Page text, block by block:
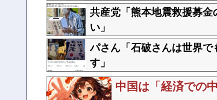
共産党「熊本地震救援募
い」
パさん「石破さんは世界
す」
中国は「経済での